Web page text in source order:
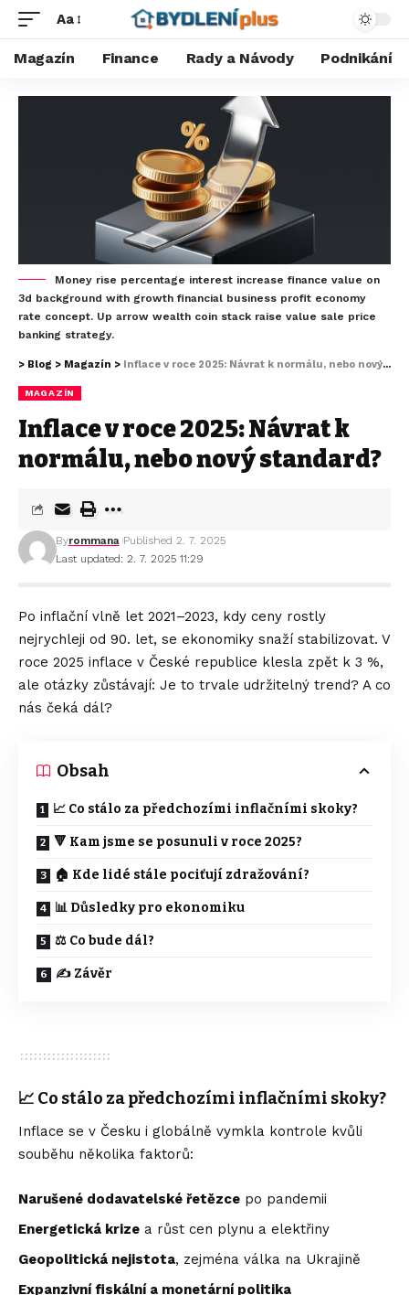
Aa
Magazín Finance Rady a Návody Podnikání
Money rise percentage interest increase finance value on
3d background with growth financial business profit economy
rate concept. Up arrow wealth coin stack raise value sale price
banking strategy.
> Blog > Magazín > Inflace v roce 2025: Návrat k normálu, nebo nový standard?
MAGAZÍN
Inflace v roce 2025: Návrat k
normálu, nebo nový standard?
Last updated: 2. 7. 2025 11:29
Byrommana Published 2. 7. 2025
Po inflační vlně let 2021–2023, kdy ceny rostly
nejrychleji od 90. let, se ekonomiky snaží stabilizovat. V
roce 2025 inflace v České republice klesla zpět k 3 %,
ale otázky zůstávají: Je to trvale udržitelný trend? A co
nás čeká dál?
Obsah
📈 Co stálo za předchozími inflačními skoky?
🔻 Kam jsme se posunuli v roce 2025?
🏠 Kde lidé stále pociťují zdražování?
📊 Důsledky pro ekonomiku
⚖️ Co bude dál?
✍️ Závěr
📈 Co stálo za předchozími inflačními skoky?
Inflace se v Česku i globálně vymkla kontrole kvůli
souběhu několika faktorů:
Narušené dodavatelské řetězce po pandemii
Energetická krize a růst cen plynu a elektřiny
Geopolitická nejistota, zejména válka na Ukrajině
Expanzivní fiskální a monetární politika